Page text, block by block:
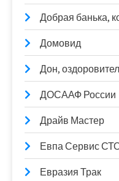
Добрая банька,
Домовид
Дон,
ДОСААФ России
Драйв Мастер
Евпа Сервис
Евразия Трак